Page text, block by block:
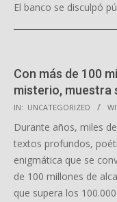
El banco se disculpó
Con más de 100
misterio, muestra
2025-
10-
02
IN: UNCATEGORIZED
Durante años, miles
textos profundos,
enigmática que se
de 100 millones de
que supera los